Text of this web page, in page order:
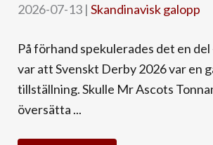
2026-07-13 | Skandinavisk galopp
På förhand spekulerades det en del
var att Svenskt Derby 2026 var en
tillställning. Skulle Mr Ascots
översätta ...